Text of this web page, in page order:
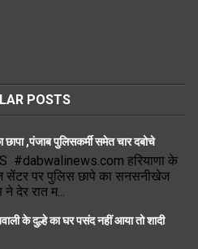
POSTS
,पंजाब पुलिसकर्मी समेत चार दबोचे
#dabwalinews.com हरियाणा के
सेंटर पर पुलिस छापे का सनसनीखेज
देर रात म...
के दुल्हे का घर पसंद नहीं आया तो शादी